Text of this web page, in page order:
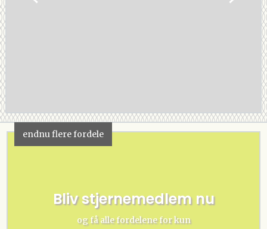
endnu flere fordele
Bliv stjernemedlem nu
og få alle fordelene for kun